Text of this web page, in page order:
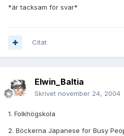
*är tacksam för svar*
Citat
Elwin_Baltia
Skrivet november 24, 2004
1. Folkhögskola
2. Böckerna Japanese for Busy